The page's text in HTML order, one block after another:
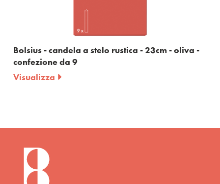
Bolsius - candela a stelo rustica - 23cm - oliva -
confezione da 9
Visualizza